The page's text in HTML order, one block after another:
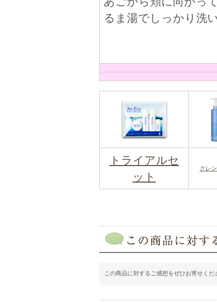
るま湯でしっかり洗
トライアルセ
ット
クレ
この商品に対するご感想をぜひお寄せくだ